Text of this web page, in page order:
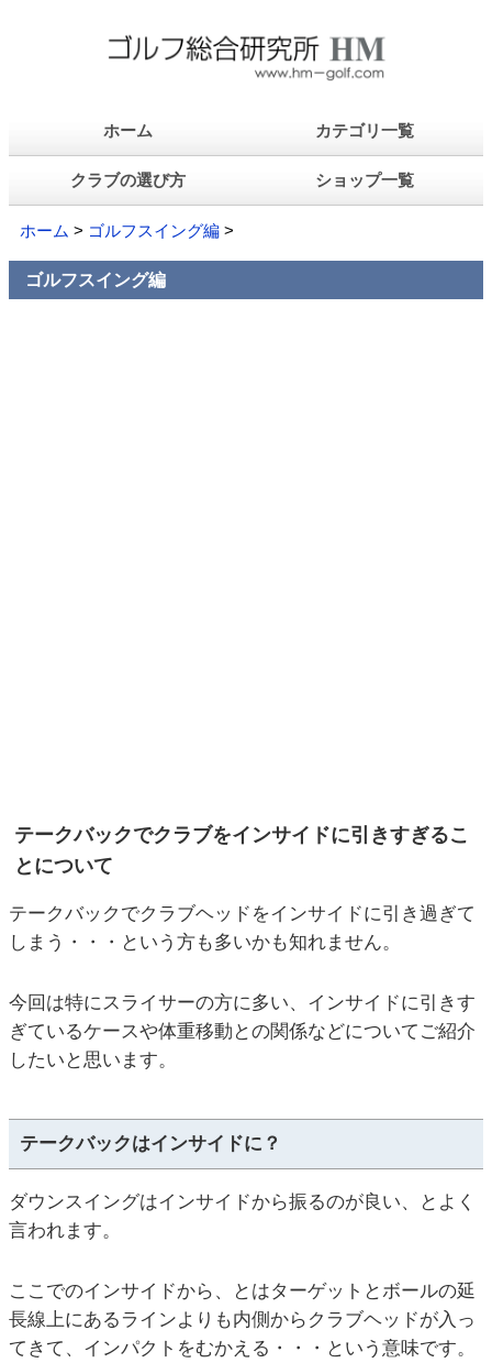
ホーム カテゴリ一覧
クラブの選び方 ショップ一覧
ホーム > ゴルフスイング編 >
ゴルフスイング編
テークバックでクラブをインサイドに引きすぎるこ
とについて
テークバックでクラブヘッドをインサイドに引き過ぎて
しまう・・・という方も多いかも知れません。
今回は特にスライサーの方に多い、インサイドに引きす
ぎているケースや体重移動との関係などについてご紹介
したいと思います。
テークバックはインサイドに？
ダウンスイングはインサイドから振るのが良い、とよく
言われます。
ここでのインサイドから、とはターゲットとボールの延
長線上にあるラインよりも内側からクラブヘッドが入っ
てきて、インパクトをむかえる・・・という意味です。